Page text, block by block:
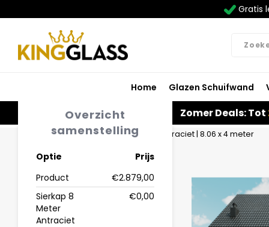
Gratis
Home Glazen Schuifwand
Zomer Deals: Tot
Veranda | Polycarbonaat | Antraciet | 8.06 x 4 meter
Overzicht
samenstelling
Optie
Prijs
Product
€2.879,00
Sierkap 8
Meter
Antraciet
€0,00